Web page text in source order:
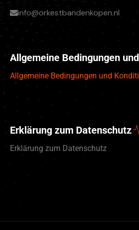
info@orkestbandenkopen.nl
Allgemeine Bedingungen
Allgemeine Bedingungen und
Erklärung zum Datenschutz
Erklärung zum Datenschutz